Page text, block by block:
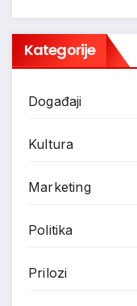
Kategorije
Događaji
Kultura
Marketing
Politika
Prilozi